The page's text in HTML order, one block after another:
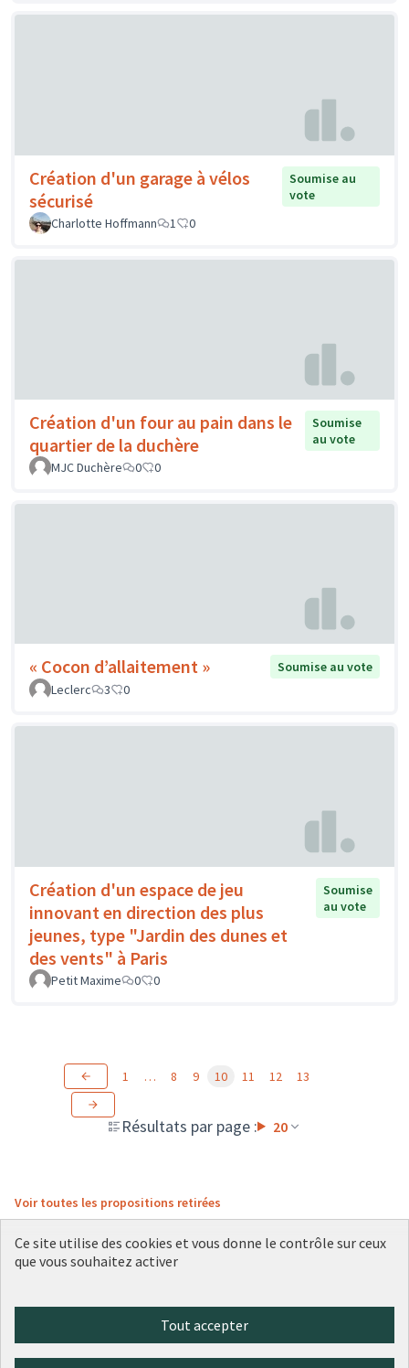
Création d'un garage à vélos
sécurisé
Soumise au
vote
Charlotte Hoffmann
1 0
Création d'un four au pain dans le
quartier de la duchère
Soumise
au vote
MJC Duchère
0 0
« Cocon d’allaitement »
Soumise au vote
Leclerc
3 0
Création d'un espace de jeu
innovant en direction des plus
jeunes, type "Jardin des dunes et
des vents" à Paris
Soumise
au vote
Petit Maxime 0 0
Résultats par page : 20
1 … 8 9 10 11 12 13
Voir toutes les propositions retirées
(Lien externe)
(Lien externe)
(Lien externe)
(Lien externe)
(Lien externe)
Ce site utilise des cookies et vous donne le contrôle sur ceux
que vous souhaitez activer
Tout accepter